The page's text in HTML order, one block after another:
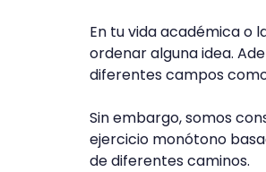
En tu vida académica o
ordenar alguna idea.
diferentes campos
Sin embargo, somos
ejercicio monótono
de diferentes caminos.